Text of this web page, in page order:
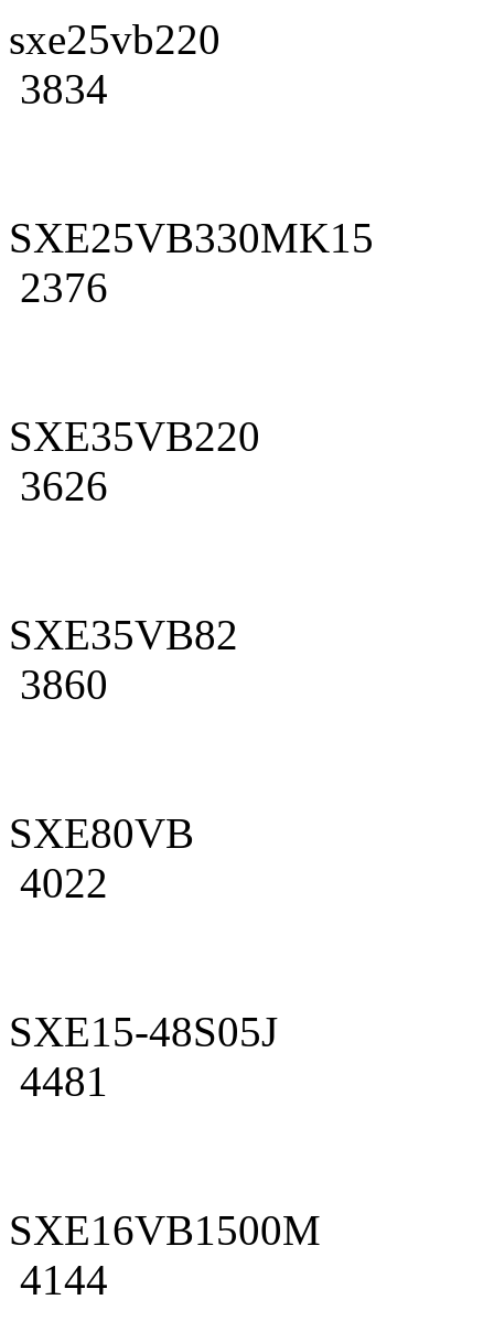
sxe25vb220
3834
SXE25VB330MK15
2376
SXE35VB220
3626
SXE35VB82
3860
SXE80VB
4022
SXE15-48S05J
4481
SXE16VB1500M
4144